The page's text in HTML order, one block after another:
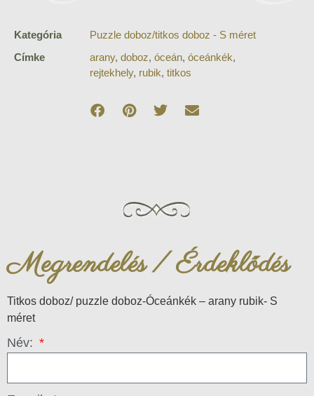
Kategória
Puzzle doboz/titkos doboz - S méret
Címke
arany, doboz, óceán, óceánkék,
rejtekhely, rubik, titkos
Megrendelés / Érdeklődés
Titkos doboz/ puzzle doboz-Óceánkék – arany rubik- S
méret
Név: